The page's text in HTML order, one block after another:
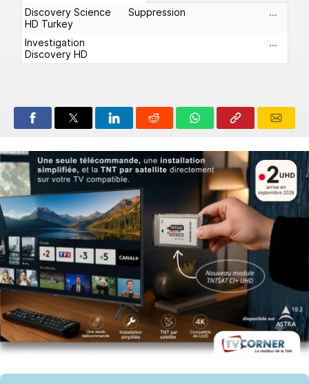
Discovery Science
HD Turkey
Suppression ...
Investigation
Discovery HD
...